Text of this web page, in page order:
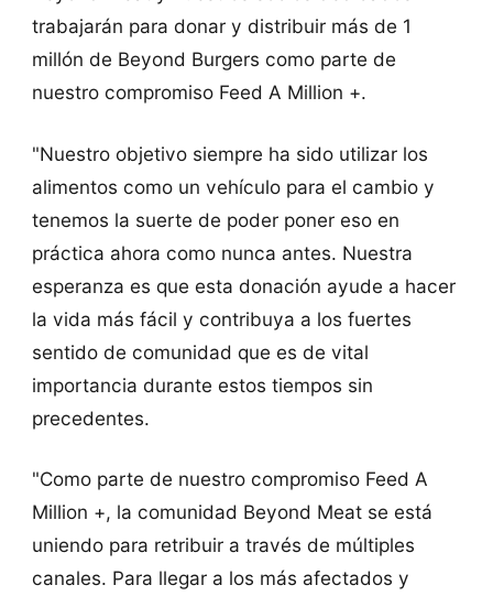
trabajarán para donar y distribuir más de 1
millón de Beyond Burgers como parte de
nuestro compromiso Feed A Million +.
"Nuestro objetivo siempre ha sido utilizar los
alimentos como un vehículo para el cambio y
tenemos la suerte de poder poner eso en
práctica ahora como nunca antes. Nuestra
esperanza es que esta donación ayude a hacer
la vida más fácil y contribuya a los fuertes
sentido de comunidad que es de vital
importancia durante estos tiempos sin
precedentes.
"Como parte de nuestro compromiso Feed A
Million +, la comunidad Beyond Meat se está
uniendo para retribuir a través de múltiples
canales. Para llegar a los más afectados y